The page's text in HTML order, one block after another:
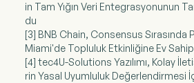
in Tam Yığın Veri Entegrasyonunun
du
[3] BNB Chain, Consensus Sırasında
Miami'de Topluluk Etkinliğine Ev
[4] tec4U-Solutions Yazılımı, Kolay
rin Yasal Uyumluluk Değerlendirmesi